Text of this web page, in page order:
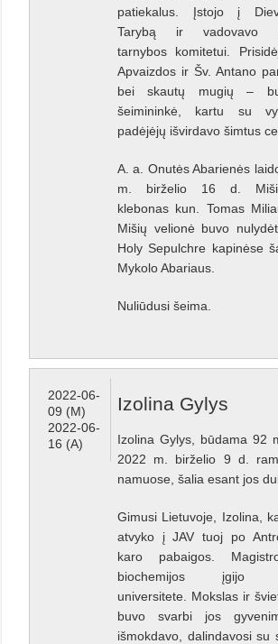
patiekalus. Įstojo į
Tarybą ir vadovavo
tarnybos komitetui.
Apvaizdos ir Šv. Antano
bei skautų mugių –
šeimininkė, kartu su
padėjėjų išvirdavo šimtus
A. a. Onutės Abarienės
m. birželio 16 d.
klebonas kun. Tomas
Mišių velionė buvo
Holy Sepulchre kapinėse
Mykolo Abariaus.
Nuliūdusi šeima.
2022-06-
09 (M)
2022-06-
16 (A)
Izolina Gylys
Izolina Gylys, būdama 92
2022 m. birželio 9 d.
namuose, šalia esant jos
Gimusi Lietuvoje, Izolina,
atvyko į JAV tuoj po
karo pabaigos.
biochemijos įgijo
universitete. Mokslas ir
buvo svarbi jos
išmokdavo, dalindavosi su